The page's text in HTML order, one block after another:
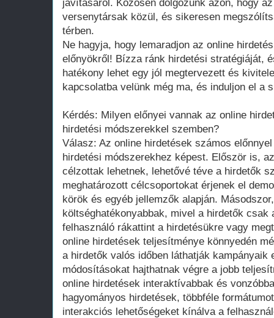
javításáról. Közösen dolgozunk azon, hogy
versenytársak közül, és sikeresen
térben.
Ne hagyja, hogy lemaradjon az online
előnyökről! Bízza ránk hirdetési stratégiáját,
hatékony lehet egy jól megtervezett és
kapcsolatba velünk még ma, és induljon el a
Kérdés: Milyen előnyei vannak az online
hirdetési módszerekkel szemben?
Válasz: Az online hirdetések számos
hirdetési módszerekhez képest. Először is,
célzottak lehetnek, lehetővé téve a hirdetők
meghatározott célcsoportokat érjenek el
körök és egyéb jellemzők alapján.
költséghatékonyabbak, mivel a hirdetők
felhasználó rákattint a hirdetésükre vagy
online hirdetések teljesítménye könnyedén
a hirdetők valós időben láthatják kampányaik
módosításokat hajthatnak végre a jobb
online hirdetések interaktívabbak és
hagyományos hirdetések, többféle
interakciós lehetőségeket kínálva a